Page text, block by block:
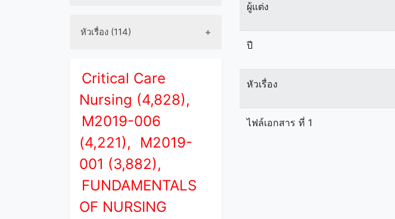
หัวเรื่อง (114)
Critical Care
Nursing (4,828),
M2019-006
(4,221),
M2019-
001 (3,882),
FUNDAMENTALS
OF NURSING
ผู้แต่ง
ปี
หัวเรื่อง
ไฟล์เอกสาร ที่ 1